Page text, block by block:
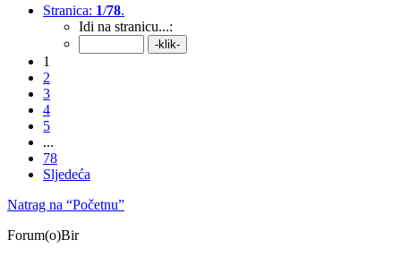
Stranica: 1/78.
Idi na stranicu...:
1
2
3
4
5
...
78
Sljedeća
Natrag na “Početnu”
Forum(o)Bir